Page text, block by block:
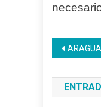
de
ARAGUA | Alcaldía de